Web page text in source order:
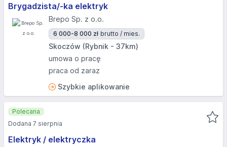
Brygadzista/-ka elektryk
Brepo Sp. z o.o.
6 000-8 000 zł brutto / mies.
Skoczów (Rybnik - 37km)
umowa o pracę
praca od zaraz
Szybkie aplikowanie
Elektryk / elektryczka
Polecana
Dodana 7 sierpnia